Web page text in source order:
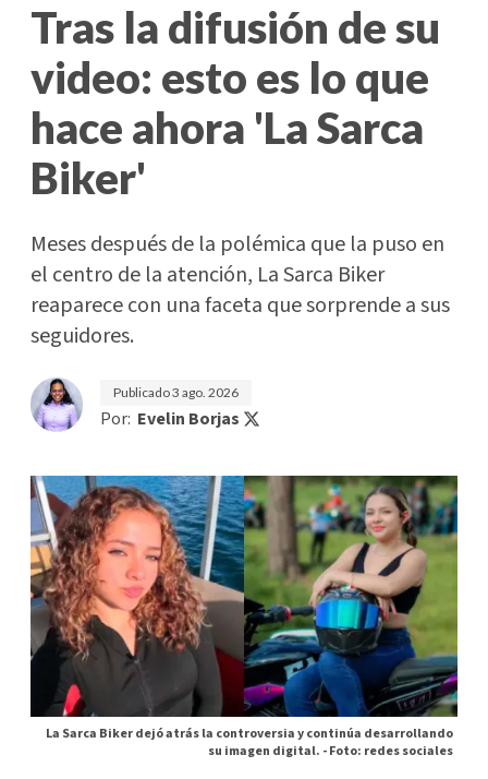
Tras la difusión de su
video: esto es lo que
hace ahora 'La Sarca
Biker'
Meses después de la polémica que la puso en
el centro de la atención, La Sarca Biker
reaparece con una faceta que sorprende a sus
seguidores.
Publicado3 ago. 2026
Por: Evelin Borjas
La Sarca Biker dejó atrás la controversia y continúa desarrollando
su imagen digital. -Foto: redes sociales